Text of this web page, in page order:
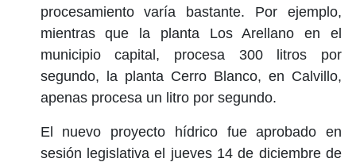
procesamiento varía bastante. Por ejemplo,
mientras que la planta Los Arellano en el
municipio capital, procesa 300 litros por
segundo, la planta Cerro Blanco, en Calvillo,
apenas procesa un litro por segundo.
El nuevo proyecto hídrico fue aprobado en
sesión legislativa el jueves 14 de diciembre de